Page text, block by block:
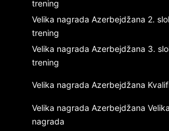
trening
Velika nagrada Azerbejdžana 2.
trening
Velika nagrada Azerbejdžana 3.
trening
Velika nagrada Azerbejdžana
Velika nagrada Azerbejdžana Velika
nagrada